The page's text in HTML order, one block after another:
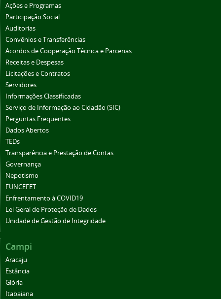
Ações e Programas
Participação Social
Auditorias
Convênios e Transferências
Acordos de Cooperação Técnica e Parcerias
Receitas e Despesas
Licitações e Contratos
Servidores
Informações Classificadas
Serviço de Informação ao Cidadão (SIC)
Perguntas Frequentes
Dados Abertos
TEDs
Transparência e Prestação de Contas
Governança
Nepotismo
FUNCEFET
Enfrentamento à COVID19
Lei Geral de Proteção de Dados
Unidade de Gestão de Integridade
Campi
Aracaju
Estância
Glória
Itabaiana